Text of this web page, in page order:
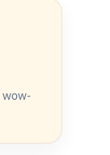
wow-